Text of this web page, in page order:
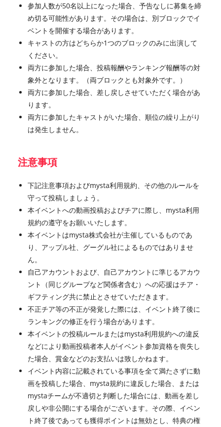
参加人数が50名以上になった場合、予告なしに募集を締
め切る可能性があります。その場合は、別ブロックでイ
ベントを開催する場合があります。
キャストの方はどちらか1つのブロックのみに出演して
ください。
両方に参加した場合、投稿報酬やランキング報酬等の対
象外となります。（両ブロックとも対象外です。）
両方に参加した場合、差し戻しさせていただく場合があ
ります。
両方に参加したキャストがいた場合、順位の繰り上がり
は発生しません。
注意事項
下記注意事項およびmysta利用規約、その他のルールを
守って投稿しましょう。
本イベントへの動画投稿およびチアに際し、mysta利用
規約の遵守をお願いいたします。
本イベントはmysta株式会社が主催しているものであ
り、アップル社、グーグル社によるものではありませ
ん。
自己アカウントおよび、自己アカウントに準じるアカウ
ント（同じグループなど関係者含む）への応援はチア・
ギフティング共に禁止とさせていただきます。
不正チア等の不正が発覚した際には、イベント終了後に
ランキングの修正を行う場合があります。
本イベントの投稿ルールまたはmysta利用規約への違反
などにより動画投稿者本人がイベント参加資格を喪失し
た場合、賞金などのお支払いは致しかねます。
イベント内容に記載されている事項を全て満たさずに動
画を投稿した場合、mysta規約に違反した場合、または
mystaチームが不適切と判断した場合には、動画を差し
戻しや非公開にする場合がございます。その際、イベン
ト終了後であっても獲得ポイントは無効とし、特典の権